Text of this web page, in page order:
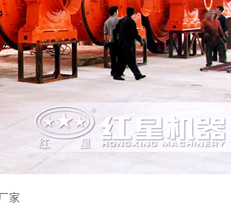
家